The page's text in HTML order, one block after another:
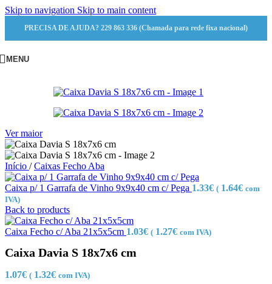
Skip to navigation Skip to main content
PRECISA DE AJUDA? 229 863 336 (Chamada para rede fixa nacional)
MENU
Ver maior
Início / Caixas Fecho Aba
Caixa p/ 1 Garrafa de Vinho 9x9x40 cm c/ Pega 1.33€ ( 1.64€ com
IVA)
Back to products
Caixa Fecho c/ Aba 21x5x5cm 1.03€ ( 1.27€ com IVA)
Caixa Davia S 18x7x6 cm
1.07€ ( 1.32€ com IVA)